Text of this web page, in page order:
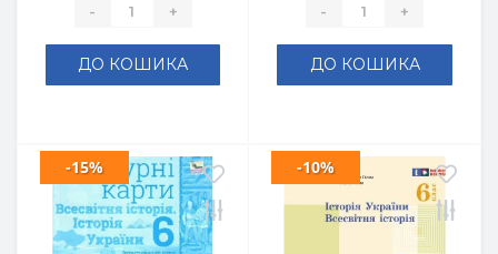
- +
ДО КОШИКА
- +
ДО КОШИКА
-15% -10%